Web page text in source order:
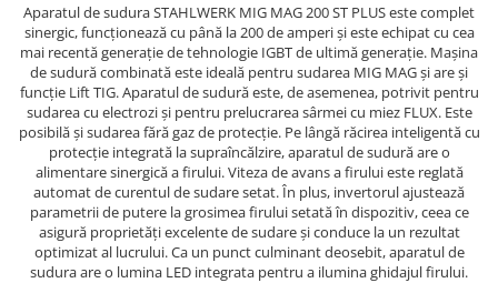
Aparatul de sudura STAHLWERK MIG MAG 200 ST PLUS este complet
sinergic, funcționează cu până la 200 de amperi și este echipat cu cea
mai recentă generație de tehnologie IGBT de ultimă generație. Mașina
de sudură combinată este ideală pentru sudarea MIG MAG și are și
funcție Lift TIG. Aparatul de sudură este, de asemenea, potrivit pentru
sudarea cu electrozi și pentru prelucrarea sârmei cu miez FLUX. Este
posibilă și sudarea fără gaz de protecție. Pe lângă răcirea inteligentă cu
protecție integrată la supraîncălzire, aparatul de sudură are o
alimentare sinergică a firului. Viteza de avans a firului este reglată
automat de curentul de sudare setat. În plus, invertorul ajustează
parametrii de putere la grosimea firului setată în dispozitiv, ceea ce
asigură proprietăți excelente de sudare și conduce la un rezultat
optimizat al lucrului. Ca un punct culminant deosebit, aparatul de
sudura are o lumina LED integrata pentru a ilumina ghidajul firului.